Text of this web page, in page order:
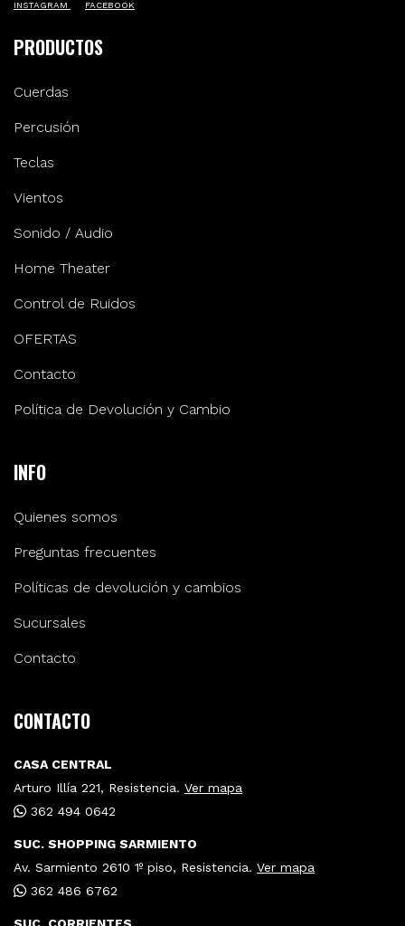
INSTAGRAM FACEBOOK
PRODUCTOS
Cuerdas
Percusión
Teclas
Vientos
Sonido / Audio
Home Theater
Control de Ruidos
OFERTAS
Contacto
Política de Devolución y Cambio
INFO
Quienes somos
Preguntas frecuentes
Políticas de devolución y cambios
Sucursales
Contacto
CONTACTO
CASA CENTRAL
Arturo Illía 221, Resistencia. Ver mapa
362 494 0642
SUC. SHOPPING SARMIENTO
Av. Sarmiento 2610 1º piso, Resistencia. Ver mapa
362 486 6762
SUC. CORRIENTES